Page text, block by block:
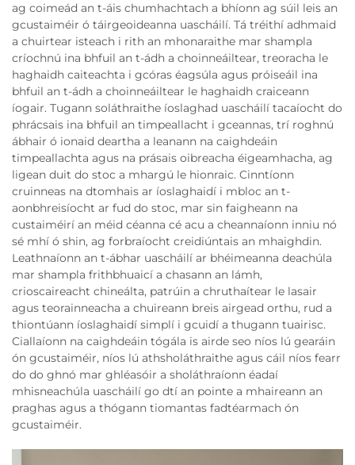
ag coimeád an t-áis chumhachtach a bhíonn ag súil leis an
gcustaiméir ó táirgeoideanna uascháilí. Tá tréithí adhmaid
a chuirtear isteach i rith an mhonaraithe mar shampla
críochnú ina bhfuil an t-ádh a choinneáiltear, treoracha le
haghaidh caiteachta i gcóras éagsúla agus próiseáil ina
bhfuil an t-ádh a choinneáiltear le haghaidh craiceann
íogair. Tugann soláthraithe íoslaghad uascháilí tacaíocht do
phrácsais ina bhfuil an timpeallacht i gceannas, trí roghnú
ábhair ó ionaid deartha a leanann na caighdeáin
timpeallachta agus na prásais oibreacha éigeamhacha, ag
ligean duit do stoc a mhargú le hionraic. Cinntíonn
cruinneas na dtomhais ar íoslaghaidí i mbloc an t-
aonbhreisíocht ar fud do stoc, mar sin faigheann na
custaiméirí an méid céanna cé acu a cheannaíonn inniu nó
sé mhí ó shin, ag forbraíocht creidiúntais an mhaighdin.
Leathnaíonn an t-ábhar uascháilí ar bhéimeanna deachúla
mar shampla frithbhuaicí a chasann an lámh,
crioscaireacht chineálta, patrúin a chruthaítear le lasair
agus teorainneacha a chuireann breis airgead orthu, rud a
thiontúann íoslaghaidí simplí i gcuidí a thugann tuairisc.
Ciallaíonn na caighdeáin tógála is airde seo níos lú gearáin
ón gcustaiméir, níos lú athsholáthraithe agus cáil níos fearr
do do ghnó mar ghléasóir a sholáthraíonn éadaí
mhisneachúla uascháilí go dtí an pointe a mhaireann an
praghas agus a thógann tiomantas fadtéarmach ón
gcustaiméir.